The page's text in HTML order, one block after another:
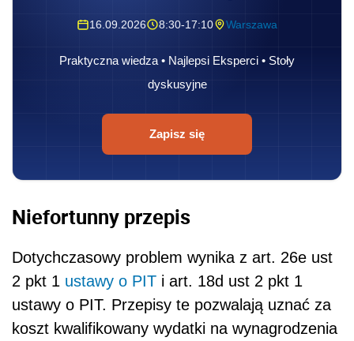
16.09.2026 8:30-17:10 Warszawa
Praktyczna wiedza • Najlepsi Eksperci • Stoły
dyskusyjne
Zapisz się
Niefortunny przepis
Dotychczasowy problem wynika z art. 26e ust
2 pkt 1 ustawy o PIT i art. 18d ust 2 pkt 1
ustawy o PIT. Przepisy te pozwalają uznać za
koszt kwalifikowany wydatki na wynagrodzenia